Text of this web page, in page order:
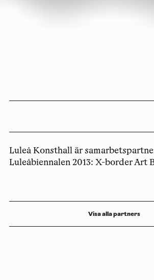
Luleå Konsthall är
Luleåbiennalen 2013: X-border Art
Visa alla partners